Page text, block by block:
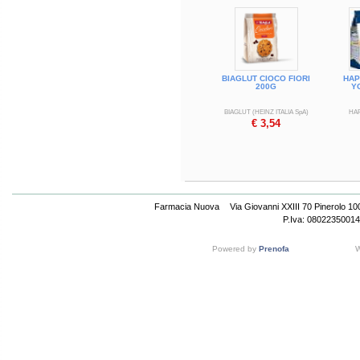
BIAGLUT CIOCO FIORI
200G
BIAGLUT (HEINZ ITALIA SpA)
€ 3,54
Farmacia Nuova
Via Giovanni XXIII 70 Pinerolo
P.Iva: 08022350014
Powered by Prenofa